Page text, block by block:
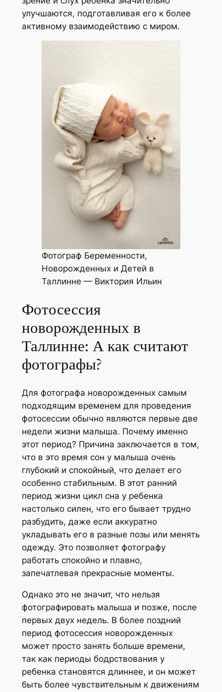
улучшаются, подготавливая его к более
активному взаимодействию с миром.
Фотограф Беременности,
Новорожденных и Детей в
Таллинне — Виктория Ильин
Фотосессия
новорожденных в
Таллинне: А как считают
фотографы?
Для фотографа новорожденных самым
подходящим временем для проведения
фотосессии обычно являются первые две
недели жизни малыша. Почему именно
этот период? Причина заключается в том,
что в это время сон у малыша очень
глубокий и спокойный, что делает его
особенно стабильным. В этот ранний
период жизни цикл сна у ребенка
настолько силен, что его бывает трудно
разбудить, даже если аккуратно
укладывать его в разные позы или менять
одежду. Это позволяет фотографу
работать спокойно и плавно,
запечатлевая прекрасные моменты.
Однако это не значит, что нельзя
фотографировать малыша и позже, после
первых двух недель. В более поздний
период фотосессия новорожденных
может просто занять больше времени,
так как периоды бодрствования у
ребенка становятся длиннее, и он может
быть более чувствительным к движениям